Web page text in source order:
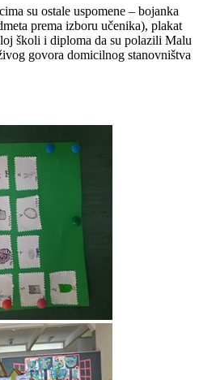
su ostale uspomene – bojanka
prema izboru učenika), plakat
školi i diploma da su polazili Malu
govora domicilnog stanovništva